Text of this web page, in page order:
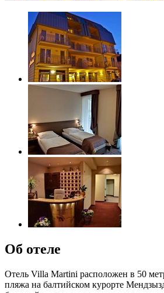
Об отеле
Отель Villa Martini расположен в 50
пляжа на балтийском курорте